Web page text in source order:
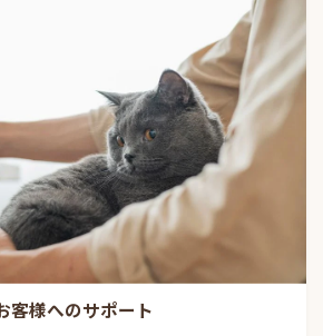
客様へのサポート